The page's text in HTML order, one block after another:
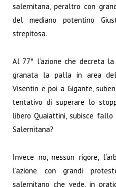
salernitana, peraltro con
del mediano potentino
strepitosa.
Al 77° l’azione che decreta
granata la palla in area
Visentin e poi a Gigante,
tentativo di superare lo
libero Quaiattini, subisce
Salernitana?
Invece no, nessun rigore,
l’azione con grandi
salernitano che vede, in